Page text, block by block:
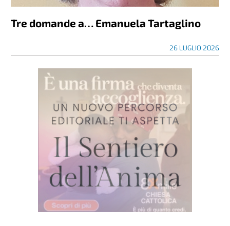
Tre domande a… Emanuela Tartaglino
26 LUGLIO 2026